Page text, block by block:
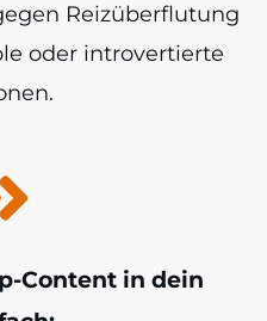
Reizüberflutung
oder introvertierte
Content in dein